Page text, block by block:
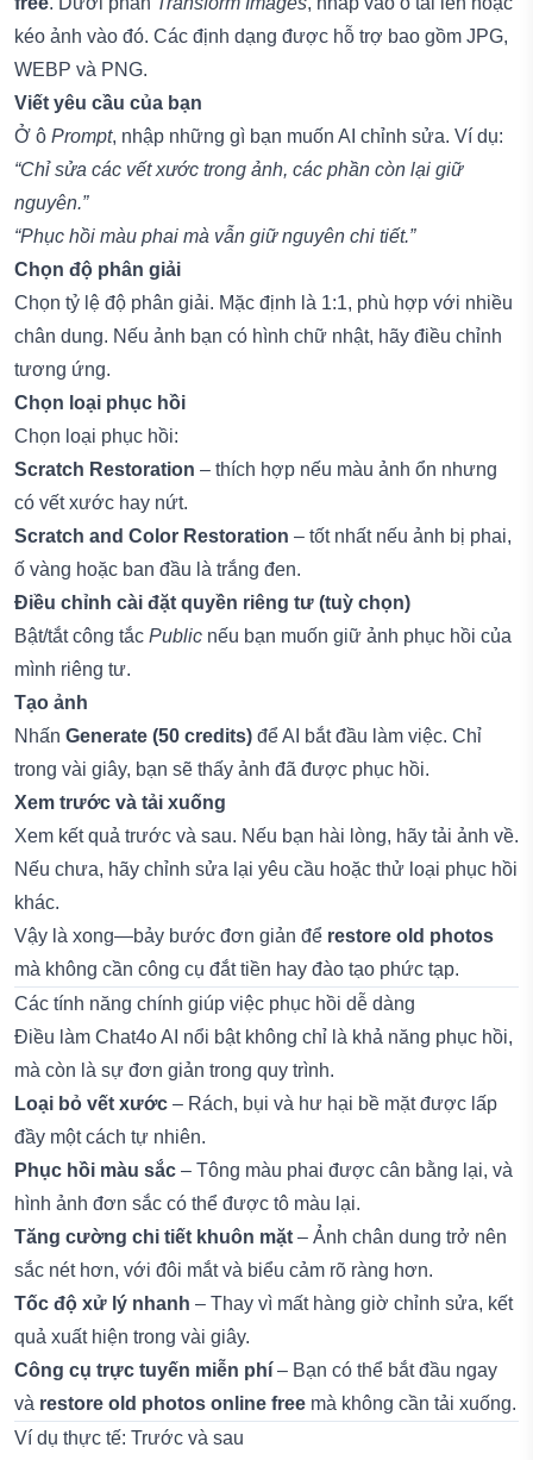
kéo ảnh vào đó. Các định dạng được hỗ trợ bao gồm JPG,
WEBP và PNG.
Viết yêu cầu của bạn
Ở ô Prompt, nhập những gì bạn muốn AI chỉnh sửa. Ví dụ:
“Chỉ sửa các vết xước trong ảnh, các phần còn lại giữ
nguyên.”
“Phục hồi màu phai mà vẫn giữ nguyên chi tiết.”
Chọn độ phân giải
Chọn tỷ lệ độ phân giải. Mặc định là 1:1, phù hợp với nhiều
chân dung. Nếu ảnh bạn có hình chữ nhật, hãy điều chỉnh
tương ứng.
Chọn loại phục hồi
Chọn loại phục hồi:
Scratch Restoration – thích hợp nếu màu ảnh ổn nhưng
có vết xước hay nứt.
Scratch and Color Restoration – tốt nhất nếu ảnh bị phai,
ố vàng hoặc ban đầu là trắng đen.
Điều chỉnh cài đặt quyền riêng tư (tuỳ chọn)
Bật/tắt công tắc Public nếu bạn muốn giữ ảnh phục hồi của
mình riêng tư.
Tạo ảnh
Nhấn Generate (50 credits) để AI bắt đầu làm việc. Chỉ
trong vài giây, bạn sẽ thấy ảnh đã được phục hồi.
Xem trước và tải xuống
Xem kết quả trước và sau. Nếu bạn hài lòng, hãy tải ảnh về.
Nếu chưa, hãy chỉnh sửa lại yêu cầu hoặc thử loại phục hồi
khác.
Vậy là xong—bảy bước đơn giản để restore old photos
mà không cần công cụ đắt tiền hay đào tạo phức tạp.
Các tính năng chính giúp việc phục hồi dễ dàng
Điều làm Chat4o AI nổi bật không chỉ là khả năng phục hồi,
mà còn là sự đơn giản trong quy trình.
Loại bỏ vết xước – Rách, bụi và hư hại bề mặt được lấp
đầy một cách tự nhiên.
Phục hồi màu sắc – Tông màu phai được cân bằng lại, và
hình ảnh đơn sắc có thể được tô màu lại.
Tăng cường chi tiết khuôn mặt – Ảnh chân dung trở nên
sắc nét hơn, với đôi mắt và biểu cảm rõ ràng hơn.
Tốc độ xử lý nhanh – Thay vì mất hàng giờ chỉnh sửa, kết
quả xuất hiện trong vài giây.
Công cụ trực tuyến miễn phí – Bạn có thể bắt đầu ngay
và restore old photos online free mà không cần tải xuống.
Ví dụ thực tế: Trước và sau